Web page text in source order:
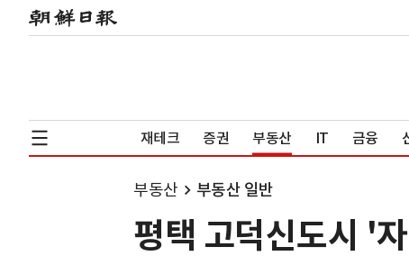
재테크 증권 부동산 IT 금융
부동산 부동산 일반
평택 고덕신도시 '